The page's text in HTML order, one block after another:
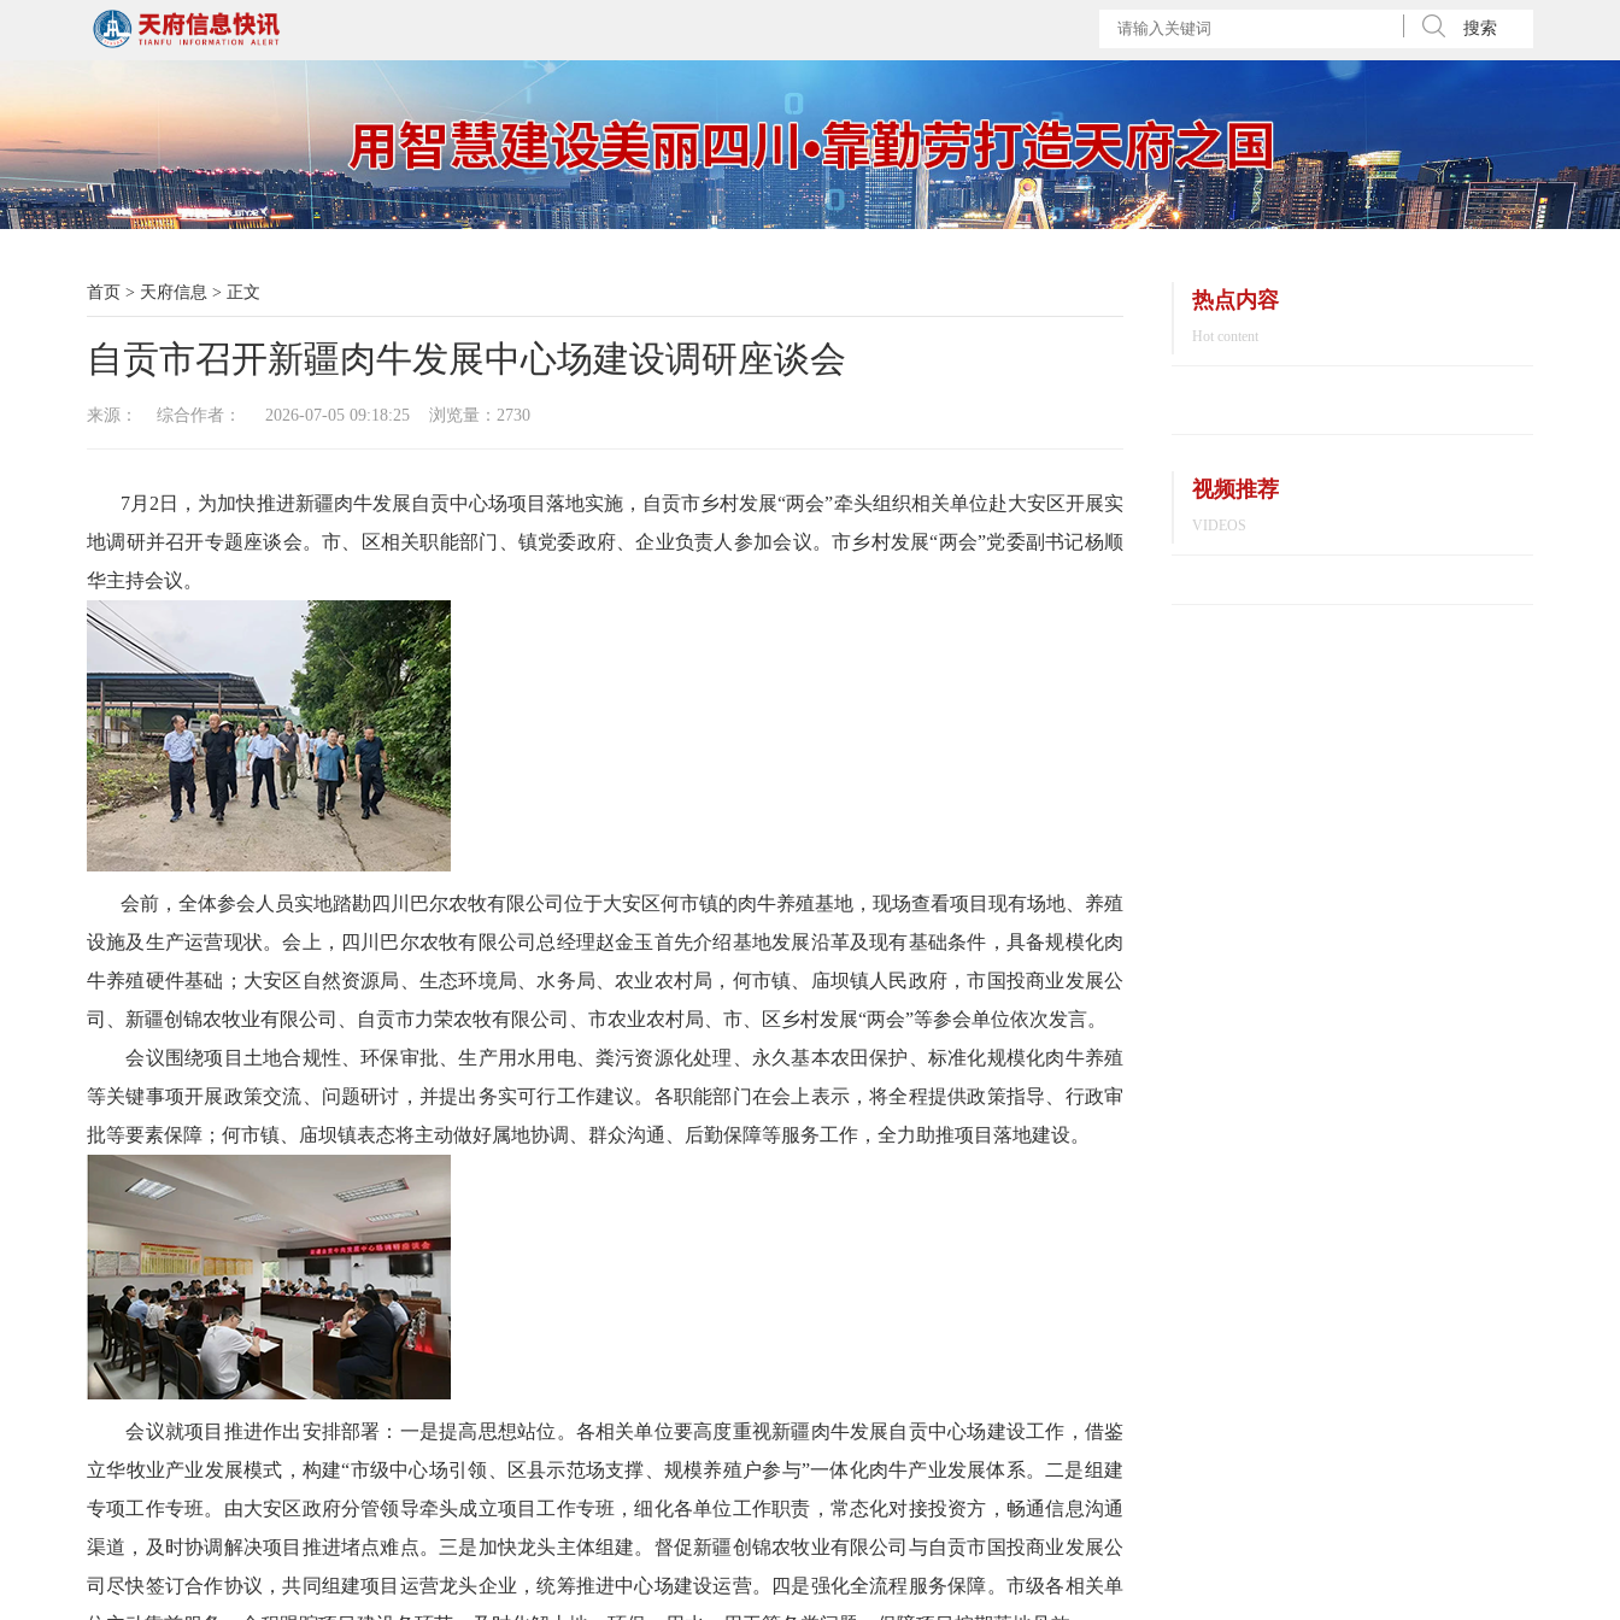
搜索
首页 > 天府信息 > 正文
自贡市召开新疆肉牛发展中心场建设调研座谈会
来源： 综合作者： 2026-07-05 09:18:25 浏览量： 2730
7月2日，为加快推进新疆肉牛发展自贡中心场项目落地实施，自贡市乡村发展“两会”牵头组织相关单位赴大安区开展实
地调研并召开专题座谈会。市、区相关职能部门、镇党委政府、企业负责人参加会议。市乡村发展“两会”党委副书记杨顺
华主持会议。
会前，全体参会人员实地踏勘四川巴尔农牧有限公司位于大安区何市镇的肉牛养殖基地，现场查看项目现有场地、养殖
设施及生产运营现状。会上，四川巴尔农牧有限公司总经理赵金玉首先介绍基地发展沿革及现有基础条件，具备规模化肉
牛养殖硬件基础；大安区自然资源局、生态环境局、水务局、农业农村局，何市镇、庙坝镇人民政府，市国投商业发展公
司、新疆创锦农牧业有限公司、自贡市力荣农牧有限公司、市农业农村局、市、区乡村发展“两会”等参会单位依次发言。
会议围绕项目土地合规性、环保审批、生产用水用电、粪污资源化处理、永久基本农田保护、标准化规模化肉牛养殖
等关键事项开展政策交流、问题研讨，并提出务实可行工作建议。各职能部门在会上表示，将全程提供政策指导、行政审
批等要素保障；何市镇、庙坝镇表态将主动做好属地协调、群众沟通、后勤保障等服务工作，全力助推项目落地建设。
会议就项目推进作出安排部署：一是提高思想站位。各相关单位要高度重视新疆肉牛发展自贡中心场建设工作，借鉴
立华牧业产业发展模式，构建“市级中心场引领、区县示范场支撑、规模养殖户参与”一体化肉牛产业发展体系。二是组建
专项工作专班。由大安区政府分管领导牵头成立项目工作专班，细化各单位工作职责，常态化对接投资方，畅通信息沟通
渠道，及时协调解决项目推进堵点难点。三是加快龙头主体组建。督促新疆创锦农牧业有限公司与自贡市国投商业发展公
司尽快签订合作协议，共同组建项目运营龙头企业，统筹推进中心场建设运营。四是强化全流程服务保障。市级各相关单
热点内容
Hot content
视频推荐
VIDEOS